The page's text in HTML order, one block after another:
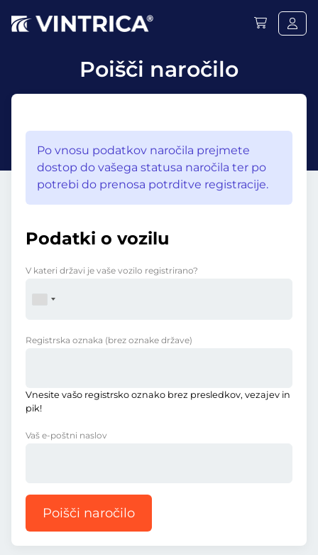
Poišči naročilo
Po vnosu podatkov naročila prejmete
dostop do vašega statusa naročila ter po
potrebi do prenosa potrditve registracije.
Podatki o vozilu
V kateri državi je vaše vozilo registrirano?
Registrska oznaka (brez oznake države)
Vnesite vašo registrsko oznako brez presledkov, vezajev in
pik!
Vaš e-poštni naslov
Poišči naročilo